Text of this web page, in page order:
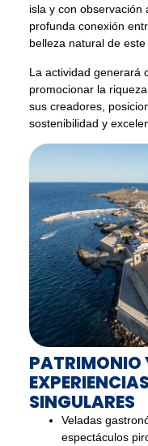
isla y con observación
profunda conexión
belleza natural de
La actividad generará
promocionar la
sus creadores,
sostenibilidad y
PATRIMONIO
SINGULARES
Veladas
espectáculos